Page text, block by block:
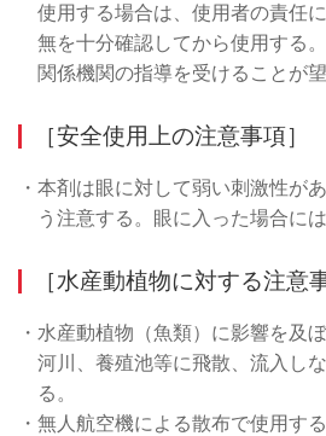
使用する場合は、使用者の責任
無を十分確認してから使用する
関係機関の指導を受けることが望
［安全使用上の注意事項］
・本剤は眼に対して弱い刺激性が
う注意する。眼に入った場合に
［水産動植物に対する注意
・水産動植物（魚類）に影響を及
河川、養殖池等に飛散、流入し
る。
・無人航空機による散布で使用す